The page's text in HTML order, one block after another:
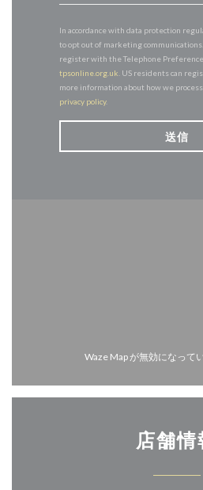
In accordance with data protection
to opt out of marketing
register with the Telephone Preference
tpsonline.org.uk . US residents can
more information about how we
privacy policy.
Waze Map が無効になって
店舗情